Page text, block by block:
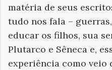
matéria de seus
tudo nos fala –
educar os filhos, sua
Plutarco e Sêneca e,
experiência como veio